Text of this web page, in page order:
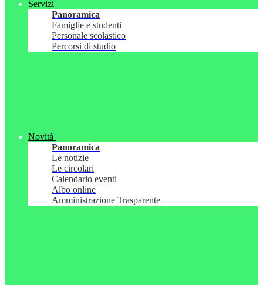
Servizi
Panoramica
Famiglie e studenti
Personale scolastico
Percorsi di studio
Novità
Panoramica
Le notizie
Le circolari
Calendario eventi
Albo online
Amministrazione Trasparente